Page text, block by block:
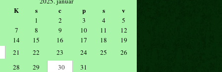
K s c p s v
1 2 3 4
5
7 8 9 10 11
12
14 15 16 17 18
19
21 22 23 24 25
26
28 29 30
31